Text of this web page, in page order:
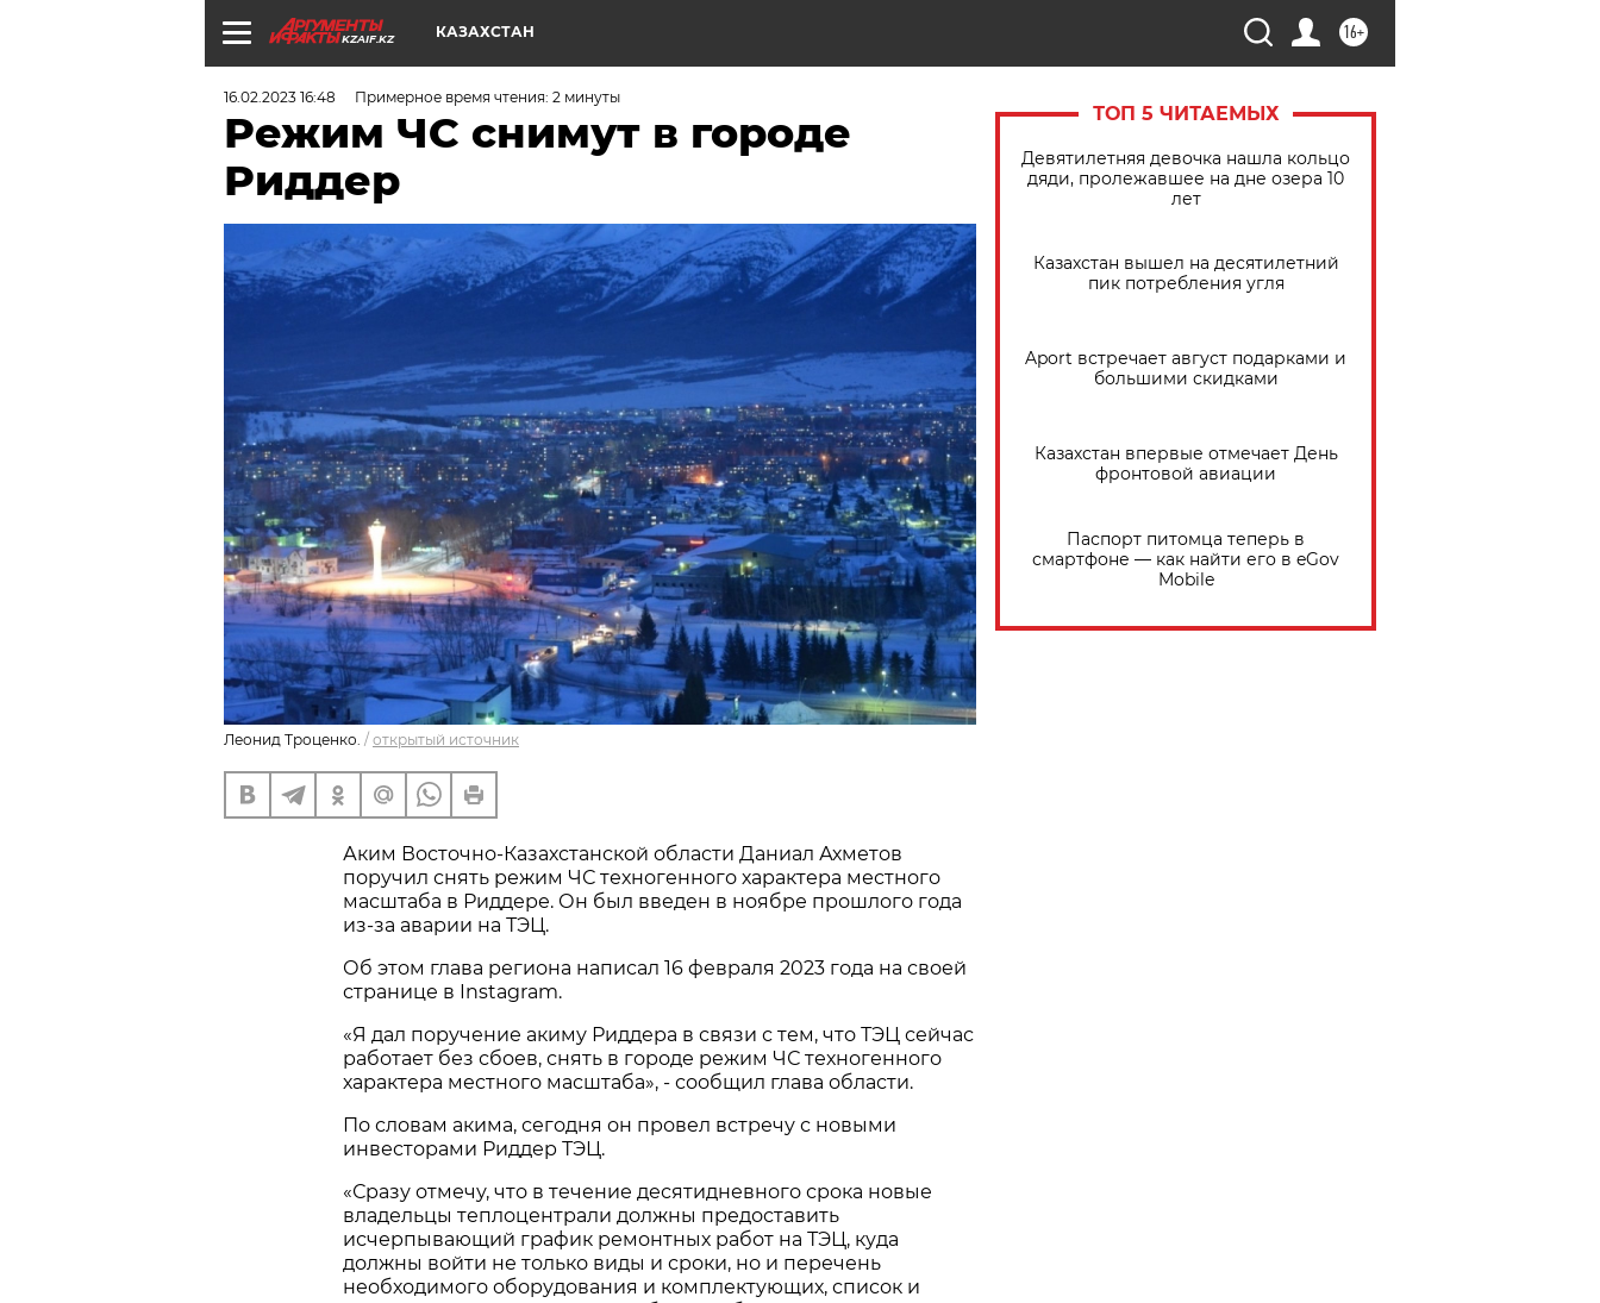
KZAIF.KZ 16+
КАЗАХСТАН
16.02.2023 16:48 Примерное время чтения: 2 минуты
Режим ЧС снимут в городе
Риддер
Леонид Троценко. / открытый источник
Аким Восточно-Казахстанской области Даниал Ахметов
поручил снять режим ЧС техногенного характера местного
масштаба в Риддере. Он был введен в ноябре прошлого года
из-за аварии на ТЭЦ.
Об этом глава региона написал 16 февраля 2023 года на своей
странице в Instagram.
«Я дал поручение акиму Риддера в связи с тем, что ТЭЦ сейчас
работает без сбоев, снять в городе режим ЧС техногенного
характера местного масштаба», - сообщил глава области.
По словам акима, сегодня он провел встречу с новыми
инвесторами Риддер ТЭЦ.
«Сразу отмечу, что в течение десятидневного срока новые
владельцы теплоцентрали должны предоставить
исчерпывающий график ремонтных работ на ТЭЦ, куда
должны войти не только виды и сроки, но и перечень
необходимого оборудования и комплектующих, список и
ТОП 5 ЧИТАЕМЫХ
Девятилетняя девочка нашла кольцо
дяди, пролежавшее на дне озера 10
лет
Казахстан вышел на десятилетний
пик потребления угля
Aport встречает август подарками и
большими скидками
Казахстан впервые отмечает День
фронтовой авиации
Паспорт питомца теперь в
смартфоне — как найти его в eGov
Mobile